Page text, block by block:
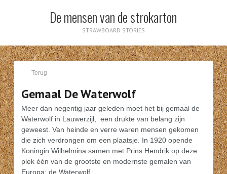
De mensen van de strokarton
STRAWBOARD STORIES
Terug
Gemaal De Waterwolf
Meer dan negentig jaar geleden moet het bij gemaal de
Waterwolf in Lauwerzijl, een drukte van belang zijn
geweest. Van heinde en verre waren mensen gekomen
die zich verdrongen om een plaatsje. In 1920 opende
Koningin Wilhelmina samen met Prins Hendrik op deze
plek één van de grootste en modernste gemalen van
Europa; de Waterwolf.